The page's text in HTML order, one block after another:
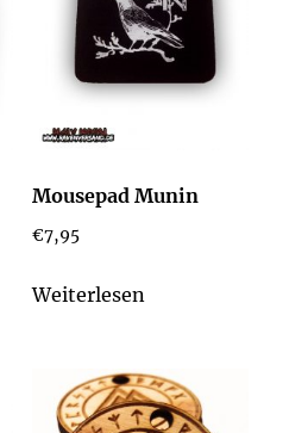
Mousepad Munin
€7,95
Weiterlesen